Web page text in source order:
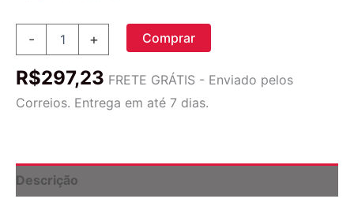
-
Ribose
em
e
+ Comprar
R$297,23 FRETE GRÁTIS - Enviado pelos
Correios. Entrega em até 7 dias.
Descrição